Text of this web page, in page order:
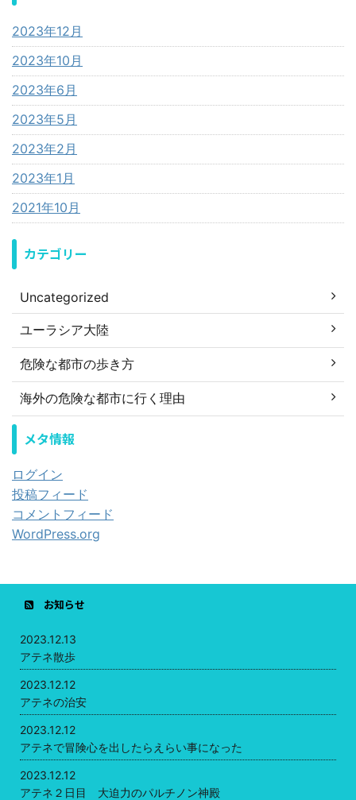
2023年12月
2023年10月
2023年6月
2023年5月
2023年2月
2023年1月
2021年10月
カテゴリー
Uncategorized
ユーラシア大陸
危険な都市の歩き方
海外の危険な都市に行く理由
メタ情報
ログイン
投稿フィード
コメントフィード
WordPress.org
お知らせ
2023.12.13
アテネ散歩
2023.12.12
アテネの治安
2023.12.12
アテネで冒険心を出したらえらい事になった
2023.12.12
アテネ２日目 大迫力のパルチノン神殿